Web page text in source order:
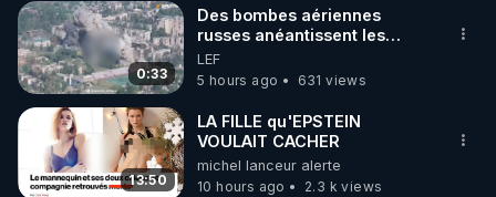
Toutes les vidéos Youtube sont aussi sur la
http://rgnr.li/odysee
🌱 LES STAGES EN PRÉSENTIEL
http://rgnr.li/stages
0:33
Des bombes aériennes
russes anéantissent les
centres de contrôle de
drones de 3 brigades
ukrainienne
LEF
5 hours ago
631 views
13:50
LA FILLE qu'EPSTEIN
VOULAIT CACHER
michel lanceur alerte
10 hours ago
2.3 k views